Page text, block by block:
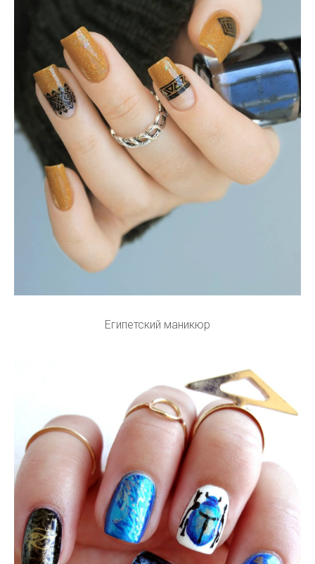
Египетский маникюр